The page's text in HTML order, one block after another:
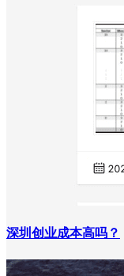
深圳创业成本高吗？